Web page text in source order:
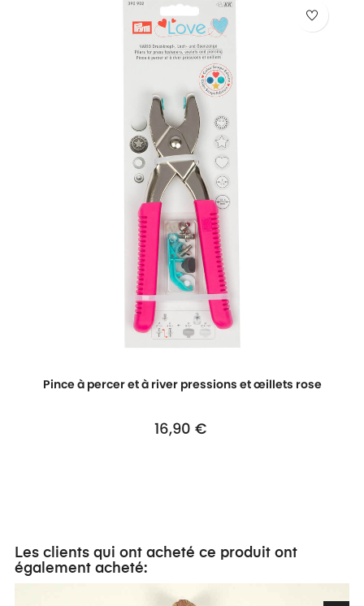
Pince à percer et à river pressions et œillets rose
Prix
16,90 €
Les clients qui ont acheté ce produit ont
également acheté: